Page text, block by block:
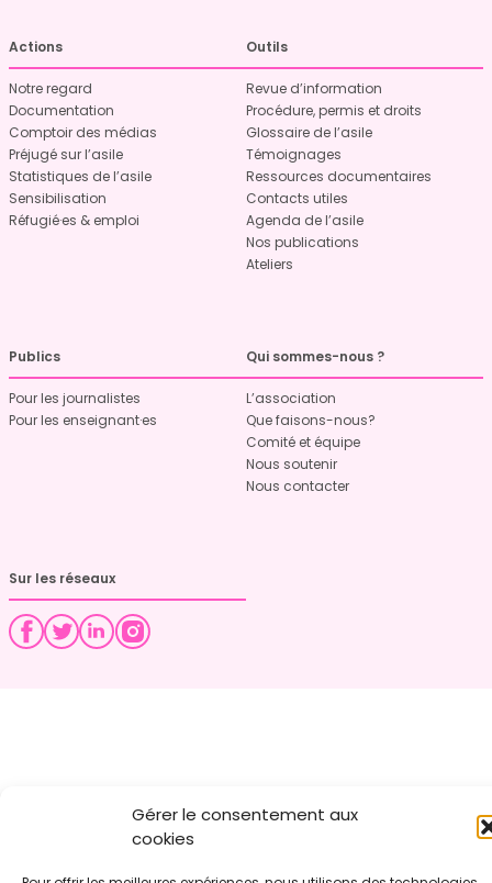
Gérer le consentement aux
cookies
Actions
Notre regard
Documentation
Comptoir des médias
Préjugé sur l’asile
Statistiques de l’asile
Sensibilisation
Réfugié·es & emploi
Outils
Revue d’information
Procédure, permis et droits
Glossaire de l’asile
Témoignages
Ressources documentaires
Contacts utiles
Agenda de l’asile
Nos publications
Ateliers
Publics
Pour les journalistes
Pour les enseignant·es
Qui sommes-nous ?
L’association
Que faisons-nous?
Comité et équipe
Nous soutenir
Nous contacter
Sur les réseaux